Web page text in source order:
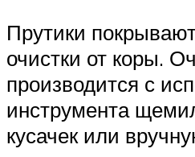
Прутики
очистки от коры.
производится с
инструмента
кусачек или